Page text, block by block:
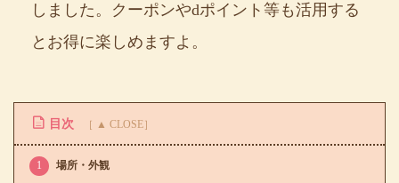
しました。クーポンやdポイント等も活用する
とお得に楽しめますよ。
目次
1 場所・外観